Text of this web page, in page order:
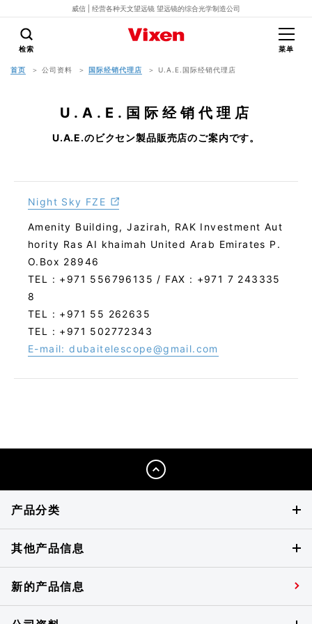
威信 | 经营各种天文望远镜 望远镜的综合光学制造公司
菜单
检索
首页 公司资料 国际经销代理店 U.A.E.国际经销代理店
U.A.E.国际经销代理店
U.A.E.のビクセン製品販売店のご案内です。
Night Sky FZE
Amenity Building, Jazirah, RAK Investment Aut
hority Ras AI khaimah United Arab Emirates P.
O.Box 28946
TEL : +971 556796135 / FAX : +971 7 243335
8
TEL : +971 55 262635
TEL : +971 502772343
E-mail: dubaitelescope@gmail.com
产品分类
其他产品信息
新的产品信息